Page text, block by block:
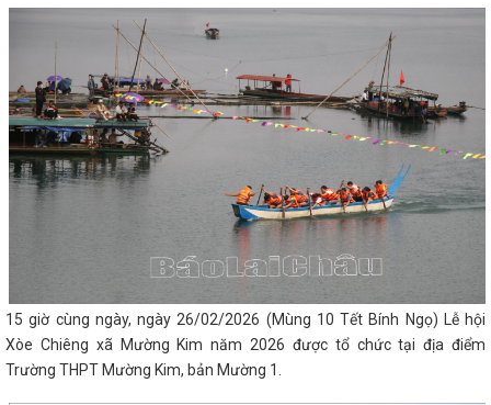
15 giờ cùng ngày, ngày 26/02/2026 (Mùng 10 Tết Bính Ngọ) Lễ hội
Xòe Chiêng xã Mường Kim năm 2026 được tổ chức tại địa điểm
Trường THPT Mường Kim, bản Mường 1.